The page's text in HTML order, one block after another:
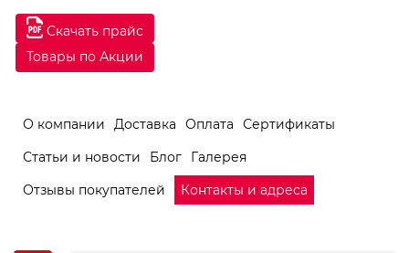
Скачать прайс
Товары по Акции
О компании Доставка Оплата
Сертификаты
Статьи и новости
Блог
Галерея
Отзывы покупателей
Контакты и адреса